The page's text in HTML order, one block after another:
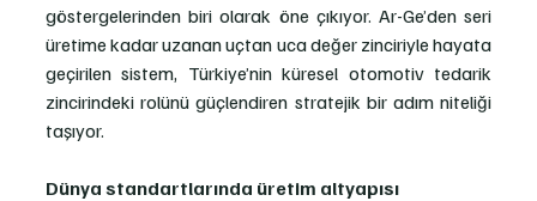
göstergelerinden biri olarak öne çıkıyor. Ar-Ge’den seri
üretime kadar uzanan uçtan uca değer zinciriyle hayata
geçirilen sistem, Türkiye’nin küresel otomotiv tedarik
zincirindeki rolünü güçlendiren stratejik bir adım niteliği
taşıyor.
Dünya standartlarında üretim altyapısı